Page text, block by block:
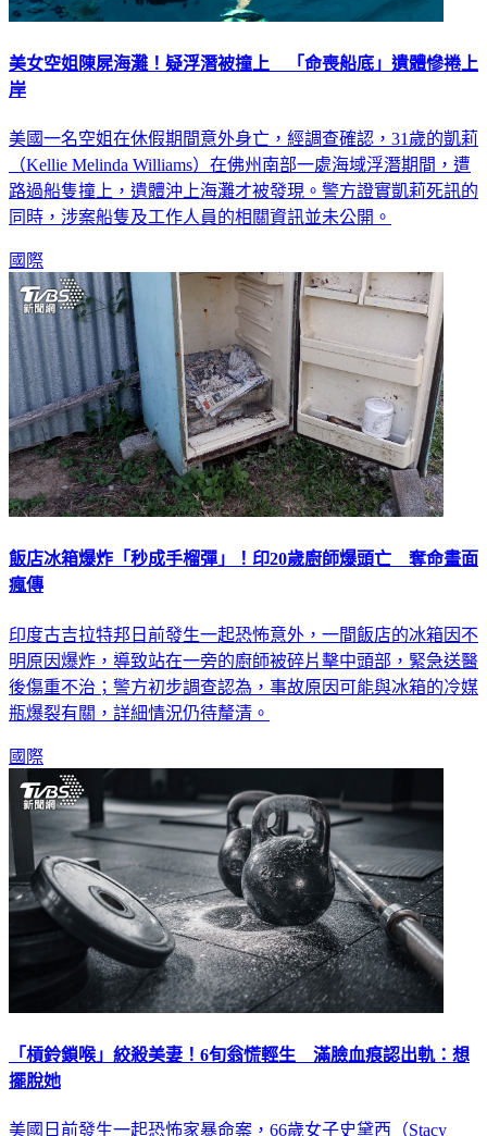
美女空姐陳屍海灘！疑浮潛被撞上 「命喪船底」遺體慘捲上
岸
美國一名空姐在休假期間意外身亡，經調查確認，31歲的凱莉
（Kellie Melinda Williams）在佛州南部一處海域浮潛期間，遭
路過船隻撞上，遺體沖上海灘才被發現。警方證實凱莉死訊的
同時，涉案船隻及工作人員的相關資訊並未公開。
國際
飯店冰箱爆炸「秒成手榴彈」！印20歲廚師爆頭亡 奪命畫面
瘋傳
印度古吉拉特邦日前發生一起恐怖意外，一間飯店的冰箱因不
明原因爆炸，導致站在一旁的廚師被碎片擊中頭部，緊急送醫
後傷重不治；警方初步調查認為，事故原因可能與冰箱的冷媒
瓶爆裂有關，詳細情況仍待釐清。
國際
「槓鈴鎖喉」絞殺美妻！6旬翁慌輕生 滿臉血痕認出軌：想
擺脫她
美國日前發生一起恐怖家暴命案，66歲女子史黛西（Stacy